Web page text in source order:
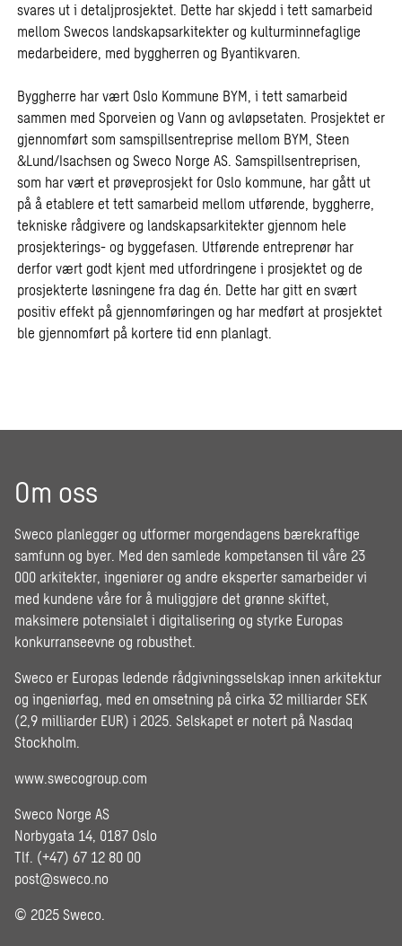
svares ut i detaljprosjektet. Dette har skjedd i tett samarbeid
mellom Swecos landskapsarkitekter og kulturminnefaglige
medarbeidere, med byggherren og Byantikvaren.
Byggherre har vært Oslo Kommune BYM, i tett samarbeid
sammen med Sporveien og Vann og avløpsetaten. Prosjektet er
gjennomført som samspillsentreprise mellom BYM, Steen
&Lund/Isachsen og Sweco Norge AS. Samspillsentreprisen,
som har vært et prøveprosjekt for Oslo kommune, har gått ut
på å etablere et tett samarbeid mellom utførende, byggherre,
tekniske rådgivere og landskapsarkitekter gjennom hele
prosjekterings- og byggefasen. Utførende entreprenør har
derfor vært godt kjent med utfordringene i prosjektet og de
prosjekterte løsningene fra dag én. Dette har gitt en svært
positiv effekt på gjennomføringen og har medført at prosjektet
ble gjennomført på kortere tid enn planlagt.
Om oss
Sweco planlegger og utformer morgendagens bærekraftige
samfunn og byer. Med den samlede kompetansen til våre 23
000 arkitekter, ingeniører og andre eksperter samarbeider vi
med kundene våre for å muliggjøre det grønne skiftet,
maksimere potensialet i digitalisering og styrke Europas
konkurranseevne og robusthet.
Sweco er Europas ledende rådgivningsselskap innen arkitektur
og ingeniørfag, med en omsetning på cirka 32 milliarder SEK
(2,9 milliarder EUR) i 2025. Selskapet er notert på Nasdaq
Stockholm.
www.swecogroup.com
Sweco Norge AS
Norbygata 14, 0187 Oslo
Tlf. (+47) 67 12 80 00
post@sweco.no
© 2025 Sweco.